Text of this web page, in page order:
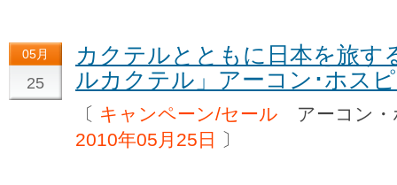
05月
25
カクテルとともに日本を旅す
ルカクテル」アーコン･ホス
〔 キャンペーン/セール アーコン
2010年05月25日
〕